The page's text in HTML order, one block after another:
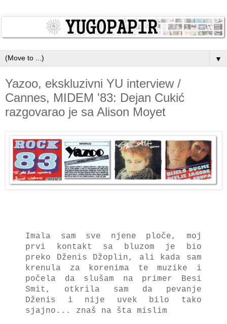
▼
Yazoo, ekskluzivni YU interview /
Cannes, MIDEM '83: Dejan Cukić
razgovarao je sa Alison Moyet
Imala sam sve njene ploče, moj
prvi kontakt sa bluzom je bio
preko Dženis Džoplin, ali kada sam
krenula za korenima te muzike i
počela da slušam na primer Besi
Smit, otkrila sam da pevanje
Dženis i nije uvek bilo tako
sjajno... znaš na šta mislim